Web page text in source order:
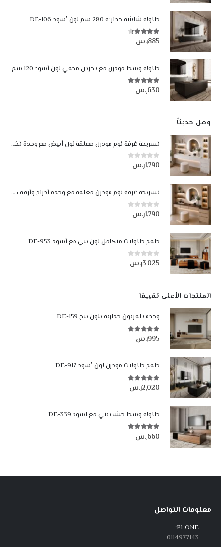
طاولة شاشة جدارية 280 سم لون أسود DE-106
4.35من أصل 5 885ر.س
طاولة وسط مودرن مع تخزين مخفي لون أسود 120 سم
5.00 من أصل 5 630ر.س
وصل حديثاً
تسريحة غرفة نوم مودرن معلقة لون أبيض مع وحدة تخزين وإضاءة LED
0من أصل 5
1,790ر.س
تسريحة غرفة نوم مودرن معلقة مع وحدة أدراج وأرفف مضيئة LED لون بيج وجوزي
0من أصل 5
1,790ر.س
طقم طاولات متكامل لون بني مع أسود DE-953
0من أصل 5
3,025ر.س
المنتجات الأعلى تقييمًا
وحدة تلفزيون جدارية بلون بيج DE-159
5.00 من أصل 5 995ر.س
طقم طاولات مودرن لون أسود DE-917
5.00من أصل 52,020ر.س
طاولة وسط خشب بني مع اسود DE-339
5.00 من أصل 5 660ر.س
معلومات التواصل
PHONE:
0114977143